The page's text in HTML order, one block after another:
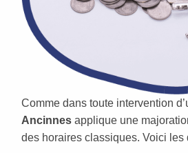
Comme dans toute intervention
Ancinnes applique une
des horaires classiques. Voici les